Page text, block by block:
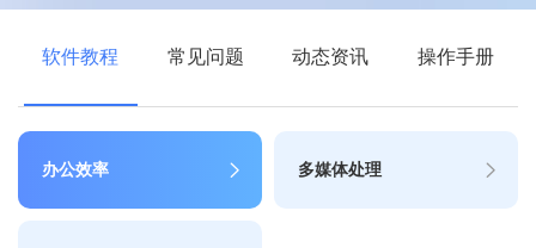
软件教程 常见问题 动态资讯 操作手册
办公效率 多媒体处理